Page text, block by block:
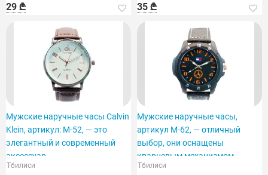
29 ₾ 35 ₾
Мужские наручные часы Calvin
Klein, артикул: M-52, — это
элегантный и современный
аксессуар.
Тбилиси
Мужские наручные часы,
артикул M-62, — отличный
выбор, они оснащены
кварцевым механизмом.
Тбилиси